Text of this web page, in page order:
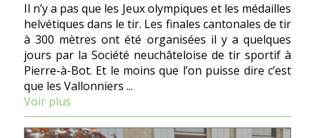
Il n’y a pas que les Jeux olympiques et les médailles
helvétiques dans le tir. Les finales cantonales de tir
à 300 mètres ont été organisées il y a quelques
jours par la Société neuchâteloise de tir sportif à
Pierre-à-Bot. Et le moins que l’on puisse dire c’est
que les Vallonniers ...
Voir plus